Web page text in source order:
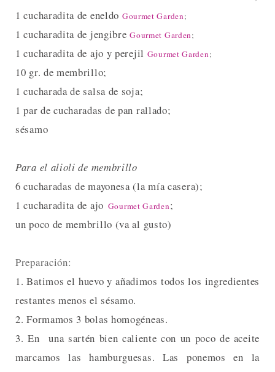
1 cucharadita de eneldo Gourmet Garden;
1 cucharadita de jengibre Gourmet Garden;
1 cucharadita de ajo y perejil Gourmet Garden;
10 gr. de membrillo;
1 cucharada de salsa de soja;
1 par de cucharadas de pan rallado;
sésamo
Para el alioli de membrillo
6 cucharadas de mayonesa (la mía casera);
1 cucharadita de ajo Gourmet Garden;
un poco de membrillo (va al gusto)
Preparación:
1. Batimos el huevo y añadimos todos los ingredientes
restantes menos el sésamo.
2. Formamos 3 bolas homogéneas.
3. En una sartén bien caliente con un poco de aceite
marcamos las hamburguesas. Las ponemos en la